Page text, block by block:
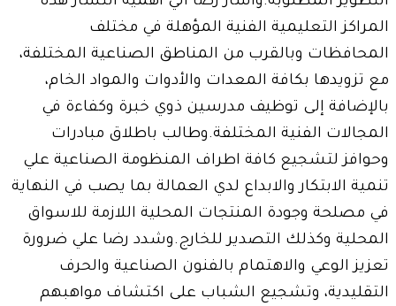
المراكز التعليمية الفنية المؤهلة في مختلف
المحافظات وبالقرب من المناطق الصناعية المختلفة،
مع تزويدها بكافة المعدات والأدوات والمواد الخام،
بالإضافة إلى توظيف مدرسين ذوي خبرة وكفاءة في
المجالات الفنية المختلفة.وطالب باطلاق مبادرات
وحوافز لتشجيع كافة اطراف المنظومة الصناعية علي
تنمية الابتكار والابداع لدي العمالة بما يصب في النهاية
في مصلحة وجودة المنتجات المحلية اللازمة للاسواق
المحلية وكذلك التصدير للخارج.وشدد رضا علي ضرورة
تعزيز الوعي والاهتمام بالفنون الصناعية والحرف
التقليدية، وتشجيع الشباب على اكتشاف مواهبهم